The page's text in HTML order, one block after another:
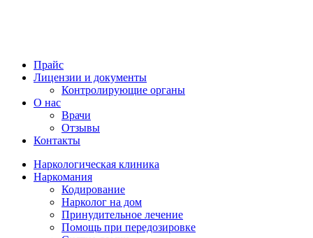
Прайс
Лицензии и документы
Контролирующие органы
О нас
Врачи
Отзывы
Контакты
Наркологическая клиника
Наркомания
Кодирование
Нарколог на дом
Принудительное лечение
Помощь при передозировке